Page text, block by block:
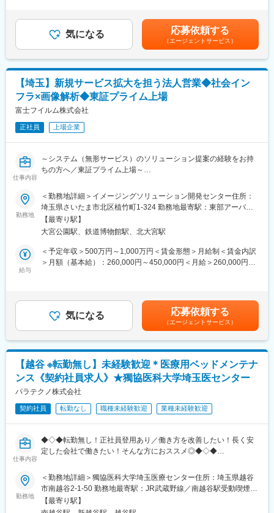
・ベッド、備品の個体調査及び事務作業
・担当病院、介護施設への当社サービスの紹介、提案
・担当病院、介護施設のニーズ、課題の把握と情報の社内共有活
【出張について】
・出張可能性のあるエリア：栃木県、群馬県、長野県、新潟県
・出張１回の宿泊数目安：1泊2日～3泊4日（頻度：毎週）
【求人の魅力】
・同社は医療用介護ベッド業界の最大手(シェアNo1)であるパラマ
ウントHDの中核企業となります。
・業務で扱う製品は機械はパラマウント製品が主となり、業界最
高峰の製品や技術に触れる事が可能です。
経験者の方も安心してご就業いただけます。
変更の範囲：会社の定める業務
日帰り日当の想定額が含まれています。■日当：・社命で1日5h以
上の外出：1200円支給・宿泊を伴う1日5h以上の外出：2200円支
給■支給例：週4日日帰り出張をした場合・1200円×4=週4800円・
4800円×4=月19200円賃金はあくまでも目安の金額であり、選考
を通じて上下する可能性があります。月給(月額)は固定手当を含め
た表記です。
気になる 応募依頼する
（エージェントサービス）
【埼玉】新規サービス拡大を担う法人営業◆社会イン
フラ×画像解析◆東証プライム上場
富士フイルム株式会社
正社員 上場企業
仕事内容
～システム（無形サービス）のソリューション提案の経験をお持
ちの方へ／東証プライム上場～
当社イメージング事業では、人々・社会にとって不可欠な写真・
映像の世界に、撮影からプリントまで富士フイルム独自の世界観
とエコシステムで新たな価値を提供します。写真で培った画像技
術を駆使・発展させ、社会インフラに関わる問題に至るまで解決
を目指すことで、世界をリードする「映像ソリューション創造企
業」であり続けます。当事業部では、来るべきCPS(サイバーフィ
ジカルシステム)社会を見据え、写真・映像が持つリアルなコミュ
指しています。
その中に画像データ解析を軸とした社会インフラ画像診断サービ
ス「ひびみっけ」と、「トンネル点検DXソリューション」があり
ます。更なる成長を実現するために営業人材の強化を進めていま
す。
◆担当職務
社会インフラ画像診断サービス領域において、開発/営業技術/業務
委託先等の関連部門と連携し、ビジネス拡大に繋がる以下の業務
を担当いただきます。
・顧客への新製品導入に向けた戦略立案
・ビジネス拡大に向けた事業・製品戦略の構築、および遂行管理
◆仕事の魅力
勤務地
＜勤務地詳細＞イメージングソリューション開発センター住所：
埼玉県さいたま市北区植竹町1-324 勤務地最寄駅：東部アーバン
パークライン線／北大宮駅受動喫煙対策：屋内全面禁煙
【最寄り駅】
大宮公園駅、鉄道博物館駅、北大宮駅
給与
＜予定年収＞500万円～1,000万円＜賃金形態＞月給制＜賃金内訳
＞月額（基本給）：260,000円～450,000円＜月給＞260,000円～
気になる 応募依頼する
（エージェントサービス）
【越谷 ※転勤無し】未経験歓迎＊医療用ベッドメンテナ
ンス《契約社員求人》★獨協医科大学埼玉医センター
パラテクノ株式会社
契約社員 転勤なし 職種未経験歓迎 業種未経験歓迎
仕事内容
◆◇◆転勤無し！正社員登用あり／働き方を改善したい！長く安
定した会社で働きたい！そんな方におススメ◎◆◇◆
【業務内容】
（1）：ベッド・病室備品・医療機器・TV床頭台・ベッドパンウ
ォシャー等のレンタル品のメンテナンスと管理
（2）：退院時のベッド周り清掃や入院アメニティセットの貸出業
勤務地
＜勤務地詳細＞獨協医科大学埼玉医療センター住所：埼玉県越谷
市南越谷2-1-50 勤務地最寄駅：JR武蔵野線／南越谷駅受動喫煙対
策：敷地内全面禁煙変更の範囲：会社の定める事業所
【最寄り駅】